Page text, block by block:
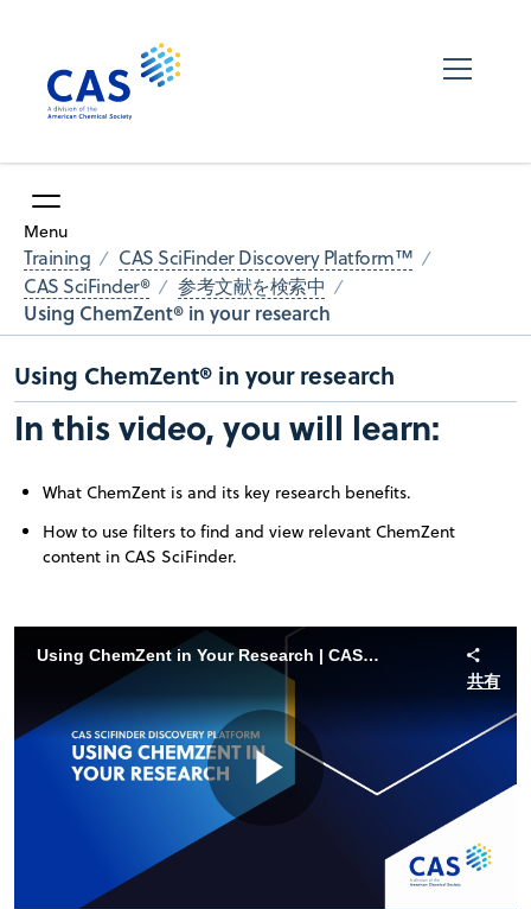
Menu
Training
CAS SciFinder Discovery Platform™
CAS SciFinder®
参考文献を検索中
Using ChemZent® in your research
Using ChemZent® in your research
In this video, you will learn:
What ChemZent is and its key research benefits.
How to use filters to find and view relevant ChemZent
content in CAS SciFinder.
Using ChemZent in Your Research | CAS SciFinder Discovery Platform
共有
Play